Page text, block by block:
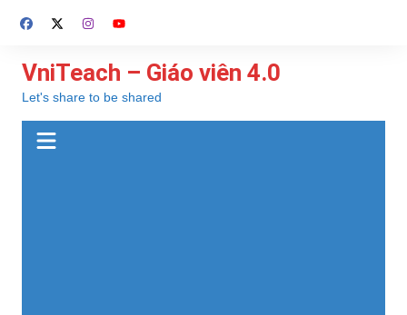
đến
dung
VniTeach – Giáo viên 4.0
Let's share to be shared